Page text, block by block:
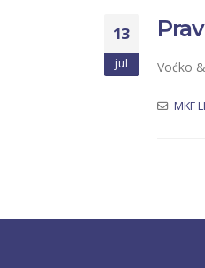
13
jul Voćko
MKF